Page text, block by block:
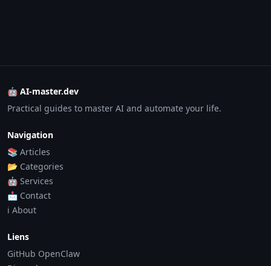
🤖 AI-master.dev
Practical guides to master AI and automate your life.
Navigation
📚 Articles
📂 Categories
🤖 Services
📩 Contact
ℹ️ About
Liens
GitHub OpenClaw